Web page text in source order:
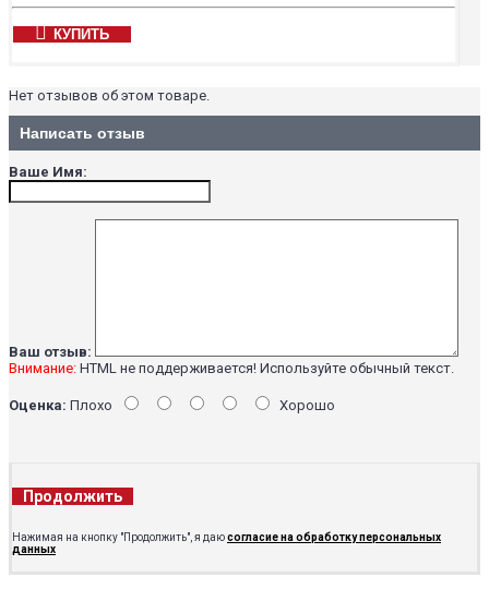
КУПИТЬ
Нет отзывов об этом товаре.
Написать отзыв
Ваше Имя:
Ваш отзыв:
Внимание: HTML не поддерживается! Используйте обычный текст.
Оценка: Плохо Хорошо
Продолжить
Нажимая на кнопку "Продолжить", я даюсогласие на обработку персональных
данных